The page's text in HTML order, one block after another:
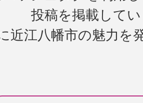
投稿を掲載して
近江八幡市の魅力を